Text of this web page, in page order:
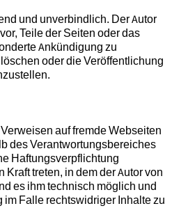
und unverbindlich. Der Autor
Teile der Seiten oder das
Ankündigung zu
oder die Veröffentlichung
auf fremde Webseiten
des Verantwortungsbereiches
Haftungsverpflichtung
treten, in dem der Autor von
es ihm technisch möglich und
Falle rechtswidriger Inhalte zu